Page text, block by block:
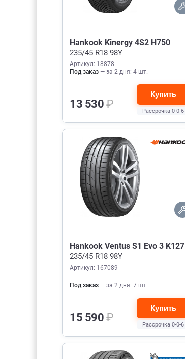
Hankook Kinergy 4S2 H750
235/45 R18 98Y
Артикул: 18878
Под заказ — за 2 дня: 4 шт.
13 530 ₽
Купить
Рассрочка 0-0-6
Hankook Ventus S1 Evo 3 K127
235/45 R18 98Y
Артикул: 167089
Под заказ — за 2 дня: 7 шт.
15 590 ₽
Купить
Рассрочка 0-0-6